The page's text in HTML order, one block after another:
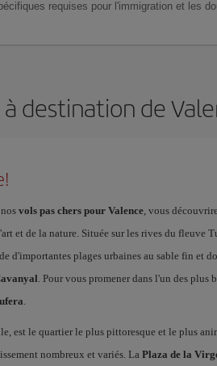
requises pour l'immigration et les
destination de
vols pas chers pour Valence, vous
et de la nature. Située sur les rives du fleuve
d'importantes plages urbaines au sable fin et
. Pour vous promener dans l'un des plus
.
est le quartier le plus pittoresque et le plus
nombreux et variés. La Plaza de la